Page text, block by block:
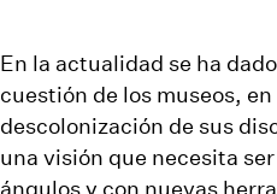
En la actualidad se ha
cuestión de los museos,
descolonización de sus
una visión que necesita
ángulos y con nuevas